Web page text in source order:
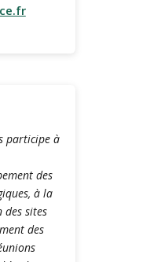
participe à
des
à la
des sites
des